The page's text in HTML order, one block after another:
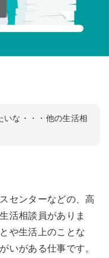
いな・・・他の生活相
センターなどの、高
活相談員がありま
や生活上のことな
いがある仕事です。